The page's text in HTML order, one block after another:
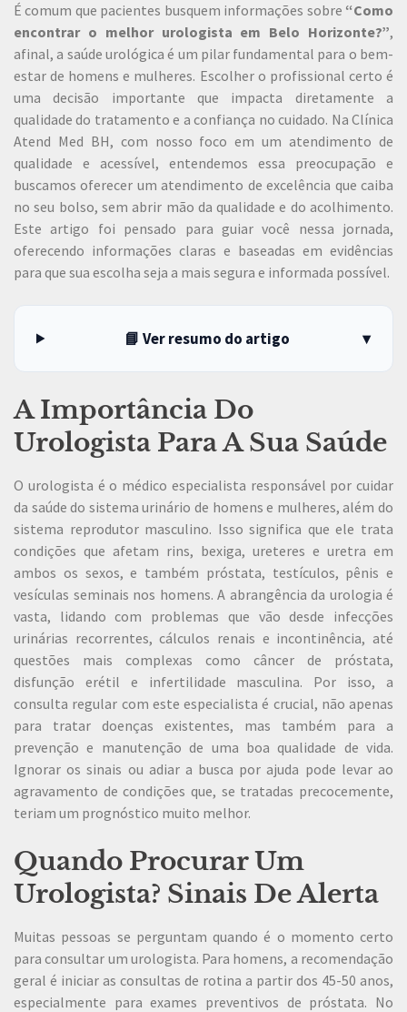
É comum que pacientes busquem informações sobre “Como
encontrar o melhor urologista em Belo Horizonte?”,
afinal, a saúde urológica é um pilar fundamental para o bem-
estar de homens e mulheres. Escolher o profissional certo é
uma decisão importante que impacta diretamente a
qualidade do tratamento e a confiança no cuidado. Na Clínica
Atend Med BH, com nosso foco em um atendimento de
qualidade e acessível, entendemos essa preocupação e
buscamos oferecer um atendimento de excelência que caiba
no seu bolso, sem abrir mão da qualidade e do acolhimento.
Este artigo foi pensado para guiar você nessa jornada,
oferecendo informações claras e baseadas em evidências
para que sua escolha seja a mais segura e informada possível.
📘 Ver resumo do artigo ▾
A Importância Do
Urologista Para A Sua Saúde
O urologista é o médico especialista responsável por cuidar
da saúde do sistema urinário de homens e mulheres, além do
sistema reprodutor masculino. Isso significa que ele trata
condições que afetam rins, bexiga, ureteres e uretra em
ambos os sexos, e também próstata, testículos, pênis e
vesículas seminais nos homens. A abrangência da urologia é
vasta, lidando com problemas que vão desde infecções
urinárias recorrentes, cálculos renais e incontinência, até
questões mais complexas como câncer de próstata,
disfunção erétil e infertilidade masculina. Por isso, a
consulta regular com este especialista é crucial, não apenas
para tratar doenças existentes, mas também para a
prevenção e manutenção de uma boa qualidade de vida.
Ignorar os sinais ou adiar a busca por ajuda pode levar ao
agravamento de condições que, se tratadas precocemente,
teriam um prognóstico muito melhor.
Quando Procurar Um
Urologista? Sinais De Alerta
Muitas pessoas se perguntam quando é o momento certo
para consultar um urologista. Para homens, a recomendação
geral é iniciar as consultas de rotina a partir dos 45-50 anos,
especialmente para exames preventivos de próstata. No